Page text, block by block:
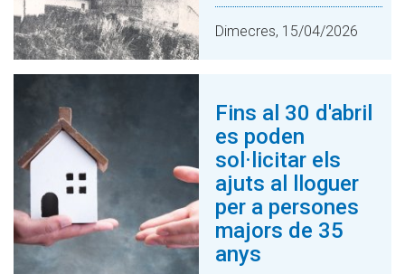
Dimecres, 15/04/2026
Fins al 30 d'abril
es poden
sol·licitar els
ajuts al lloguer
per a persones
majors de 35
anys